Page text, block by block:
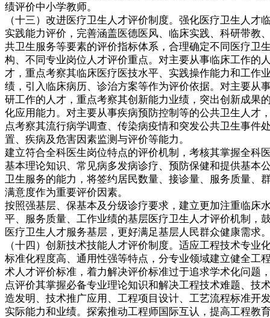
绩评价中小学教师。
（十三）改进医疗卫生人才评价制度。强化医疗卫生人才
实践能力评价，完善涵盖医德医风、临床实践、科研带教
共卫生服务等要素的评价指标体系，合理确定不同医疗卫
构、不同专业岗位人才评价重点。对主要从事临床工作的
才，重点考察其临床医疗医技水平、实践操作能力和工作
绩，引入临床病历、诊治方案等作为评价依据。对主要从
研工作的人才，重点考察其创新能力业绩，突出创新成果
化应用能力。对主要从事疾病预防控制等的公共卫生人才
点考察其流行病学调查、传染病疫情和突发公共卫生事件
置、疾病及危害因素监测与评价等能力。
建立符合全科医生岗位特点的评价机制，考核其掌握全科
基本理论知识、常见病多发病诊疗、预防保健和提供基本
卫生服务的能力，将签约居民数量、接诊量、服务质量、
满意度作为重要评价因素。
按照强基层、保基本及分级诊疗要求，建立更加注重临床
平、服务质量、工作业绩的基层医疗卫生人才评价机制，
医疗卫生人才服务基层，更好满足基层人民群众健康需求
（十四）创新技术技能人才评价制度。适应工程技术专业
标准化程度高、通用性强等特点，分专业领域建立健全工
术人才评价标准，着力解决评价标准过于追求学术化问题
点评价其掌握必备专业理论知识和解决工程技术难题、技
造发明、技术推广应用、工程项目设计、工艺流程标准开
实际能力和业绩。探索推动工程师国际互认，提高工程教